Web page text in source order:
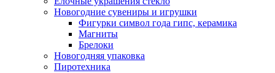
Новогодние сувениры и игрушки
Фигурки символ года гипс, керамика
Магниты
Брелоки
Новогодняя упаковка
Пиротехника